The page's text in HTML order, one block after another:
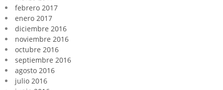
febrero 2017
enero 2017
diciembre 2016
noviembre 2016
octubre 2016
septiembre 2016
agosto 2016
julio 2016